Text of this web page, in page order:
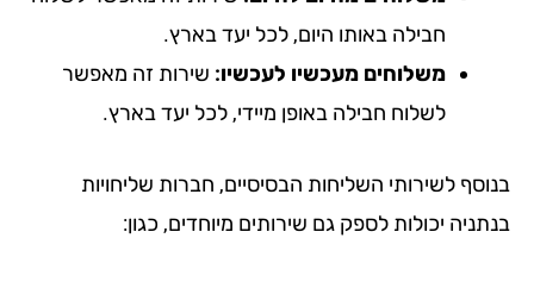
חבילה באותו היום, לכל יעד בארץ.
משלוחים מעכשיו לעכשיו:שירות זה מאפשר
לשלוח חבילה באופן מיידי, לכל יעד בארץ.
לשירותי השליחות הבסיסיים, חברות שליחויות
יכולות לספק גם שירותים מיוחדים, כגון: